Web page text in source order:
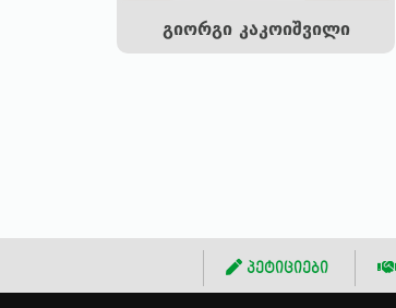
გიორგი კაკოიშვილი
პეტიციები